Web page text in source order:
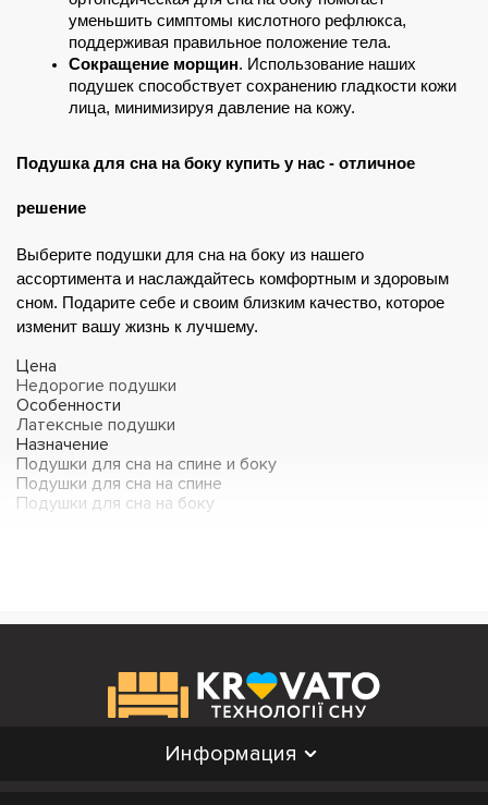
уменьшить симптомы кислотного рефлюкса,
поддерживая правильное положение тела.
Сокращение морщин. Использование наших
подушек способствует сохранению гладкости кожи
лица, минимизируя давление на кожу.
Подушка для сна на боку купить у нас - отличное
решение
Выберите подушки для сна на боку из нашего
ассортимента и наслаждайтесь комфортным и здоровым
сном. Подарите себе и своим близким качество, которое
изменит вашу жизнь к лучшему.
Цена
Недорогие подушки
Особенности
Латексные подушки
Назначение
Подушки для сна на спине и боку
Подушки для сна на спине
Подушки для сна на боку
Информация